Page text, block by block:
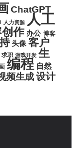
ChatGPT
人力资源 人工
作 办公 博客
头像 客户
求职 游戏开发 生
编程 自然
频生成设计